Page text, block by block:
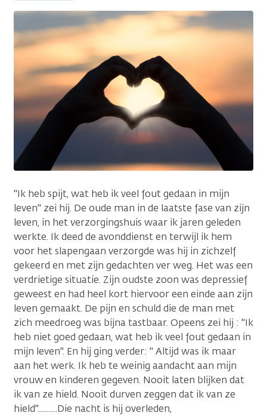
"Ik heb spijt, wat heb ik veel fout gedaan in mijn
leven" zei hij. De oude man in de laatste fase van zijn
leven, in het verzorgingshuis waar ik jaren geleden
werkte. Ik deed de avonddienst en terwijl ik hem
voor het slapengaan verzorgde was hij in zichzelf
gekeerd en met zijn gedachten ver weg. Het was een
verdrietige situatie. Zijn oudste zoon was depressief
geweest en had heel kort hiervoor een einde aan zijn
leven gemaakt. De pijn en schuld die de man met
zich meedroeg was bijna tastbaar. Opeens zei hij : "Ik
heb niet goed gedaan, wat heb ik veel fout gedaan in
mijn leven". En hij ging verder: " Altijd was ik maar
aan het werk. Ik heb te weinig aandacht aan mijn
vrouw en kinderen gegeven. Nooit laten blijken dat
ik van ze hield. Nooit durven zeggen dat ik van ze
hield"...........Die nacht is hij overleden,